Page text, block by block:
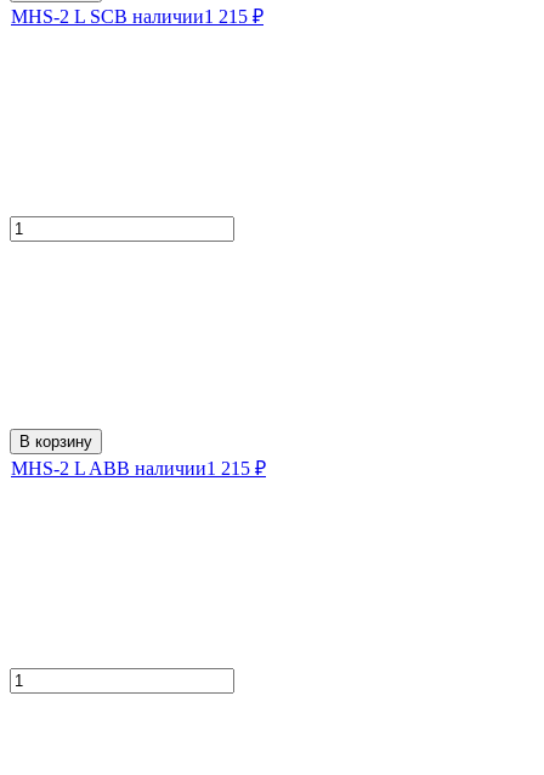
MHS-2 L SCВ наличии1 215 ₽
В корзину
MHS-2 L ABВ наличии1 215 ₽